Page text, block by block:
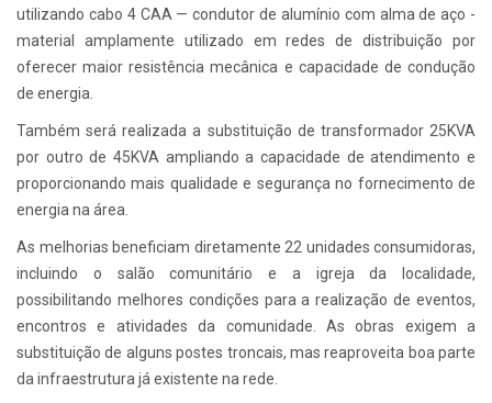
utilizando cabo 4 CAA — condutor de alumínio com alma de aço -
material amplamente utilizado em redes de distribuição por
oferecer maior resistência mecânica e capacidade de condução
de energia.
Também será realizada a substituição de transformador 25KVA
por outro de 45KVA ampliando a capacidade de atendimento e
proporcionando mais qualidade e segurança no fornecimento de
energia na área.
As melhorias beneficiam diretamente 22 unidades consumidoras,
incluindo o salão comunitário e a igreja da localidade,
possibilitando melhores condições para a realização de eventos,
encontros e atividades da comunidade. As obras exigem a
substituição de alguns postes troncais, mas reaproveita boa parte
da infraestrutura já existente na rede.